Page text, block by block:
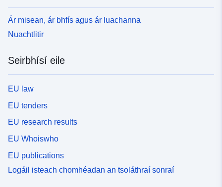
Ár misean, ár bhfís agus ár luachanna
Nuachtlitir
Seirbhísí eile
EU law
EU tenders
EU research results
EU Whoiswho
EU publications
Logáil isteach chomhéadan an tsoláthraí sonraí